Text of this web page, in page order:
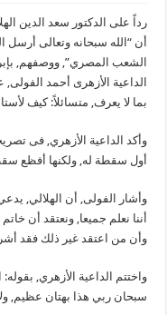
رداً على الدكتور سعد الدين
أن “الله سبحانه وتعالى أرسل
الشعب المصري”, ووصفهم,
الداعية الأزهرى أحمد
بما لا يعرف, متسائلاً: كيف
وأكد الداعية الأزهري, فى
أول سقطة له, ولكنها أفظع
وأشار الفولى, أن الهلالي,
أننا نعلم جميعا, ونعتقد أن
وأن من اعتقد غير ذلك فقد
واختتم الداعية الأزهري, بقوله:
سبحان ربي هذا بهتان عظيم, ولا